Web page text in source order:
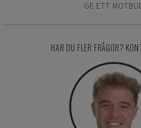
GE ETT
HAR DU FLER FRÅGOR?